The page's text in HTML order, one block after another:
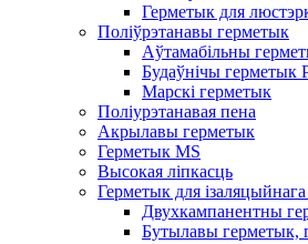
Герметык для
Поліўрэтанавы герметык
Аўтамабільны
Будаўнічы герметык
Марскі герметык
Поліурэтанавая пена
Акрылавы герметык
Герметык MS
Высокая ліпкасць
Герметык для
Двухкампанентны
Бутылавы герметык,